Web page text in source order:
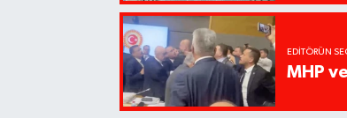
EDITÖRÜN
MHP